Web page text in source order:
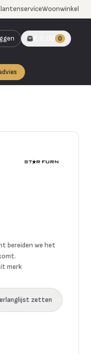
Woonwinkel
€ 0,00 0
bereiden we het
merk
zetten